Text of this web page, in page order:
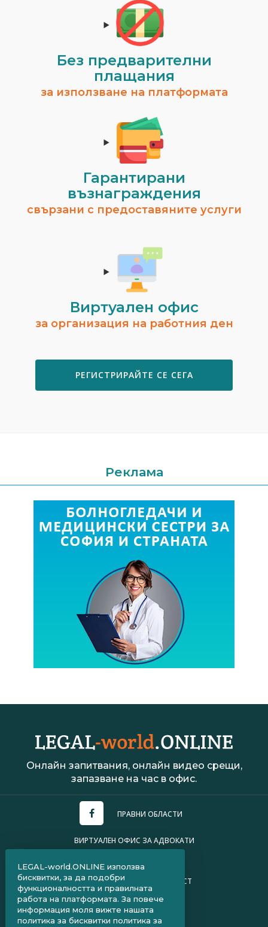
Без предварителни
плащания
за използване на платформата
Гарантирани
възнаграждения
свързани с предоставяните услуги
Виртуален офис
за организация на работния ден
РЕГИСТРИРАЙТЕ СЕ СЕГА
Реклама
Онлайн запитвания, онлайн видео срещи,
запазване на час в офис.
ПРАВНИ ОБЛАСТИ
ВИРТУАЛЕН ОФИС ЗА АДВОКАТИ
ПОЛИТИКА ЗА ПОВЕРИТЕЛНОСТ
ЧЗВ ЗА КЛИЕНТИ
ЧЗВ ЗА АДВОКАТИ
LEGAL-world.ONLINE използва
бисквитки, за да подобри
функционалността и правилната
работа на платформата. За повече
информация моля вижте нашата
политика за бисквитки политика за